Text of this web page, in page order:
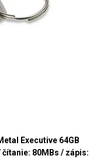
Executive 64GB
80MBs / zápis: